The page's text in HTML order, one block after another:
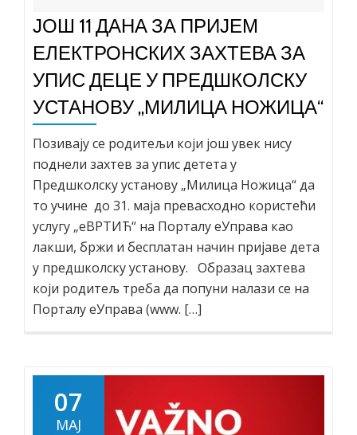
ЈОШ 11 ДАНА ЗА ПРИЈЕМ
ЕЛЕКТРОНСКИХ ЗАХТЕВА ЗА
УПИС ДЕЦЕ У ПРЕДШКОЛСКУ
УСТАНОВУ „МИЛИЦА НОЖИЦА“
Позивају се родитељи који још увек нису
поднели захтев за упис детета у
Предшколску установу „Милица Ножица“ да
то учине до 31. маја превасходно користећи
услугу „еВРТИЋ“ на Порталу еУправа као
лакши, бржи и бесплатан начин пријаве дета
у предшколску установу. Образац захтева
који родитељ треба да попуни налази се на
Порталу еУправа (www. […]
07
МАЈ